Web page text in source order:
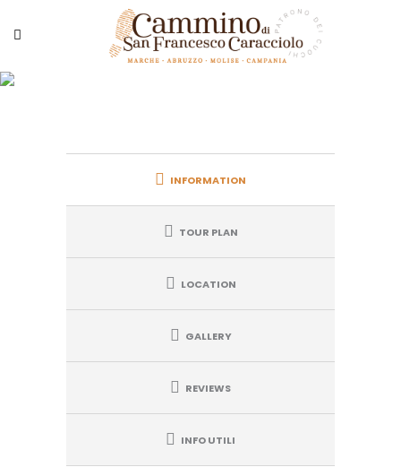
INFORMATION
TOUR PLAN
LOCATION
GALLERY
REVIEWS
INFO UTILI